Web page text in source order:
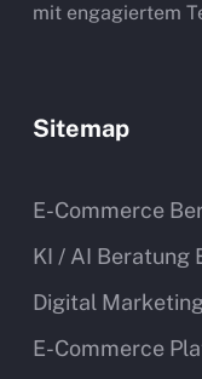
mit engagiertem
Sitemap
E-Commerce
KI / AI Beratung
Digital
E-Commerce